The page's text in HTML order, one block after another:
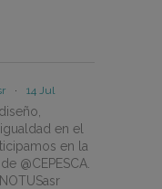
· 14 Jul
en el
en la
@CEPESCA.